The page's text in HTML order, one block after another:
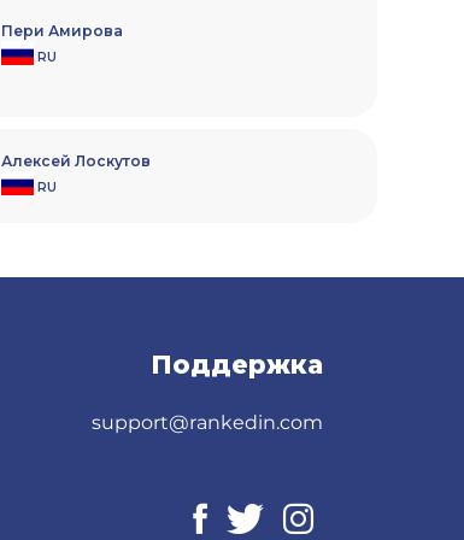
Пери Амирова
RU
Алексей Лоскутов
RU
Поддержка
support@rankedin.com